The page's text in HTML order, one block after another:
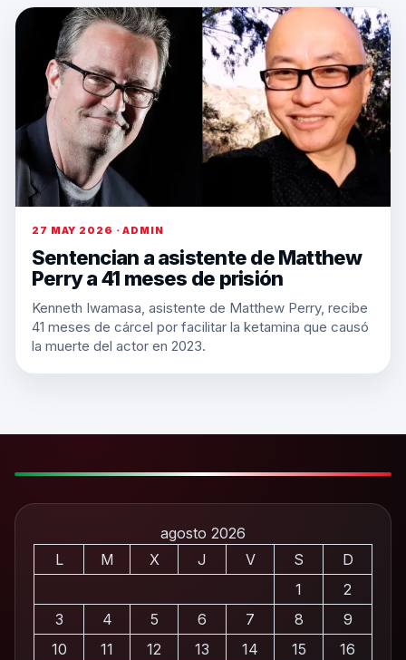
27 MAY 2026 · ADMIN
Sentencian a asistente de Matthew
Perry a 41 meses de prisión
Kenneth Iwamasa, asistente de Matthew Perry, recibe
41 meses de cárcel por facilitar la ketamina que causó
la muerte del actor en 2023.
agosto 2026
L
M X J V S
D
1
2
3
4 5 6 7 8
9
10
11 12 13 14 15
16